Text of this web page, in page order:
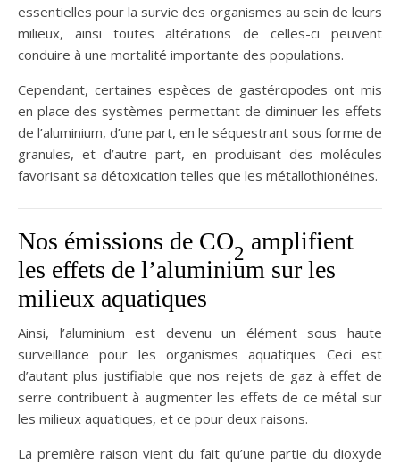
essentielles pour la survie des organismes au sein de leurs
milieux, ainsi toutes altérations de celles-ci peuvent
conduire à une mortalité importante des populations.
Cependant, certaines espèces de gastéropodes ont mis
en place des systèmes permettant de diminuer les effets
de l’aluminium, d’une part, en le séquestrant sous forme de
granules, et d’autre part, en produisant des molécules
favorisant sa détoxication telles que les métallothionéines.
Nos émissions de CO2 amplifient
les effets de l’aluminium sur les
milieux aquatiques
Ainsi, l’aluminium est devenu un élément sous haute
surveillance pour les organismes aquatiques Ceci est
d’autant plus justifiable que nos rejets de gaz à effet de
serre contribuent à augmenter les effets de ce métal sur
les milieux aquatiques, et ce pour deux raisons.
La première raison vient du fait qu’une partie du dioxyde